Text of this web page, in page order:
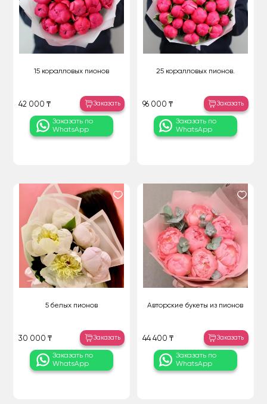
15 коралловых пионов
42 000 ₸ Заказать
Заказать по
WhatsApp
25 коралловых пионов.
96 000 ₸ Заказать
Заказать по
WhatsApp
5 белых пионов
30 000 ₸ Заказать
Заказать по
WhatsApp
Авторские букеты из пионов
44 400 ₸ Заказать
Заказать по
WhatsApp